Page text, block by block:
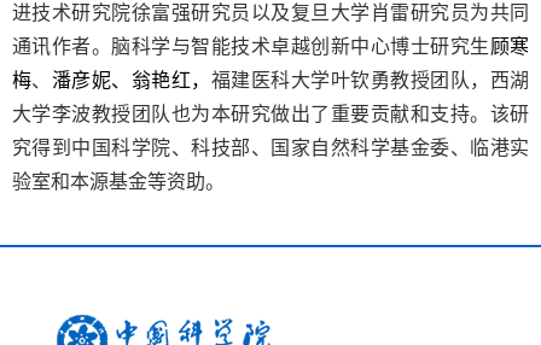
进技术研究院徐富强研究员以及复旦大学肖雷研究员为共同
通讯作者。脑科学与智能技术卓越创新中心博士研究生顾寒
梅、 潘彦妮、翁艳红， 福建医科大学叶钦勇教授团队，西湖
大学李波教授团队也为本研究做出了重要贡献和支持。该研
究得到中国科学院、科技部、国家自然科学基金委、临港实
验室和本源基金等资助。